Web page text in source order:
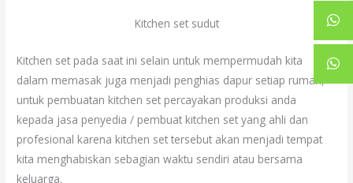
Kitchen set sudut
Kitchen set pada saat ini selain untuk mempermudah kita
dalam memasak juga menjadi penghias dapur setiap rumah,
untuk pembuatan kitchen set percayakan produksi anda
kepada jasa penyedia / pembuat kitchen set yang ahli dan
profesional karena kitchen set tersebut akan menjadi tempat
kita menghabiskan sebagian waktu sendiri atau bersama
keluarga.